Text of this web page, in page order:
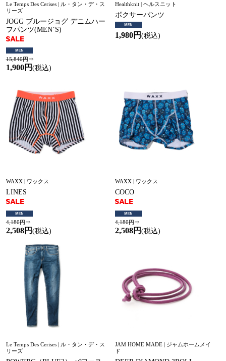
Le Temps Des Cerises | ル・タン・デ・ス
リーズ
JOGG ブルージョグ デニムハー
フパンツ(MEN’S)
15,840円⇒
1,900円 (税込)
Healthknit | ヘルスニット
ボクサーパンツ
1,980円(税込)
WAXX | ワックス
LINES
4,180円⇒
2,508円 (税込)
WAXX | ワックス
COCO
4,180円⇒
2,508円(税込)
Le Temps Des Cerises | ル・タン・デ・ス
リーズ
JAM HOME MADE | ジャムホームメイ
ド